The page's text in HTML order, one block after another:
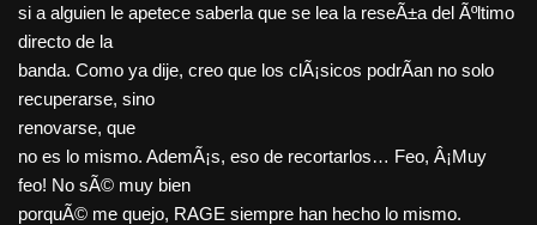
si a alguien le apetece saberla que se lea la reseÃ±a del Ãºltimo
directo de la
banda. Como ya dije, creo que los clÃ¡sicos podrÃ­an no solo
recuperarse, sino
renovarse, que
no es lo mismo. AdemÃ¡s, eso de recortarlos… Feo, Â¡Muy
feo! No sÃ© muy bien
porquÃ© me quejo, RAGE siempre han hecho lo mismo.